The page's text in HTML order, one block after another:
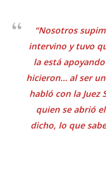
“Nosotros
intervino y tuvo
la está
hicieron… al ser
habló con la Juez
quien se abrió
dicho, lo que